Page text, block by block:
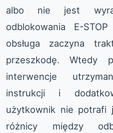
albo nie jest
odblokowania E-
obsługa zaczyna
przeszkodę. Wtedy
interwencje
instrukcji i
użytkownik nie potrafi
różnicy między